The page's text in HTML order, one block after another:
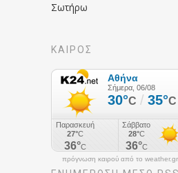
Σωτήρω
ΚΑΙΡΟΣ
πρόγνωση καιρού από το weather.gr